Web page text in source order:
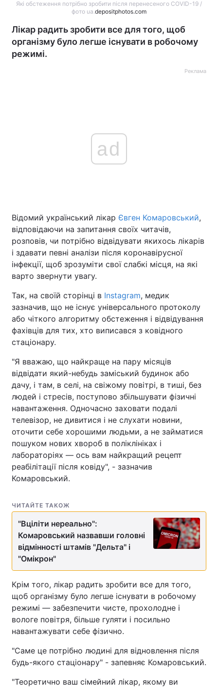
Які обстеження потрібно зробити після перенесеного COVID-19 /
фото ua.depositphotos.com
Лікар радить зробити все для того, щоб
організму було легше існувати в робочому
режимі.
Реклама
ad
Відомий український лікар Євген Комаровський,
відповідаючи на запитання своїх читачів,
розповів, чи потрібно відвідувати якихось лікарів
і здавати певні аналізи після коронавірусної
інфекції, щоб зрозуміти свої слабкі місця, на які
варто звернути увагу.
Так, на своїй сторінці в Instagram, медик
зазначив, що не існує універсального протоколу
або чіткого алгоритму обстеження і відвідування
фахівців для тих, хто виписався з ковідного
стаціонару.
"Я вважаю, що найкраще на пару місяців
відвідати який-небудь заміський будинок або
дачу, і там, в селі, на свіжому повітрі, в тиші, без
людей і стресів, поступово збільшувати фізичні
навантаження. Одночасно заховати подалі
телевізор, не дивитися і не слухати новини,
оточити себе хорошими людьми, а не займатися
пошуком нових хвороб в поліклініках і
лабораторіях — ось вам найкращий рецепт
реабілітації після ковіду", - зазначив
Комаровський.
ЧИТАЙТЕ ТАКОЖ
"Вціліти нереально":
Комаровський назвавши головні
відмінності штамів "Дельта" і
"Омікрон"
Крім того, лікар радить зробити все для того,
щоб організму було легше існувати в робочому
режимі — забезпечити чисте, прохолодне і
вологе повітря, більше гуляти і посильно
навантажувати себе фізично.
"Саме це потрібно людині для відновлення після
будь-якого стаціонару" - запевняє Комаровський.
"Теоретично ваш сімейний лікар, якому ви